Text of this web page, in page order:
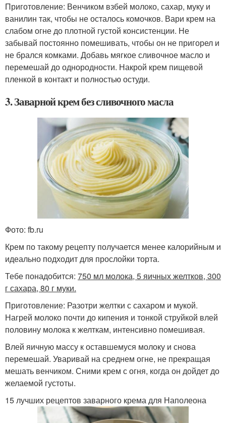
Приготовление: Венчиком взбей молоко, сахар, муку и
ванилин так, чтобы не осталось комочков. Вари крем на
слабом огне до плотной густой консистенции. Не
забывай постоянно помешивать, чтобы он не пригорел и
не брался комками. Добавь мягкое сливочное масло и
перемешай до однородности. Накрой крем пищевой
пленкой в контакт и полностью остуди.
3. Заварной крем без сливочного масла
Фото: fb.ru
Крем по такому рецепту получается менее калорийным и
идеально подходит для прослойки торта.
Тебе понадобится: 750 мл молока, 5 яичных желтков, 300
г сахара, 80 г муки.
Приготовление: Разотри желтки с сахаром и мукой.
Нагрей молоко почти до кипения и тонкой струйкой влей
половину молока к желткам, интенсивно помешивая.
Влей яичную массу к оставшемуся молоку и снова
перемешай. Уваривай на среднем огне, не прекращая
мешать венчиком. Сними крем с огня, когда он дойдет до
желаемой густоты.
15 лучших рецептов заварного крема для Наполеона